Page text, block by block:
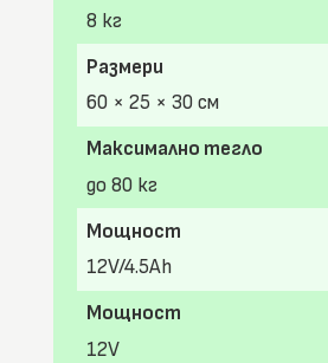
8 кг
Размери
60 × 25 × 30 см
Максимално тегло
до 80 кг
Мощност
12V/4.5Ah
Мощност
12V